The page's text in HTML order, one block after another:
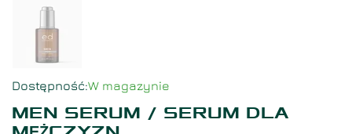
Dostępność:W magazynie
MEN SERUM / SERUM DLA